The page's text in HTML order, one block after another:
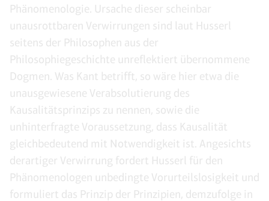
Phänomenologie. Ursache dieser scheinbar
unausrottbaren Verwirrungen sind laut Husserl
seitens der Philosophen aus der
Philosophiegeschichte unreflektiert übernommene
Dogmen. Was Kant betrifft, so wäre hier etwa die
unausgewiesene Verabsolutierung des
Kausalitätsprinzips zu nennen, sowie die
unhinterfragte Voraussetzung, dass Kausalität
gleichbedeutend mit Notwendigkeit ist. Angesichts
derartiger Verwirrung fordert Husserl für den
Phänomenologen unbedingte Vorurteilslosigkeit und
formuliert das Prinzip der Prinzipien, demzufolge in